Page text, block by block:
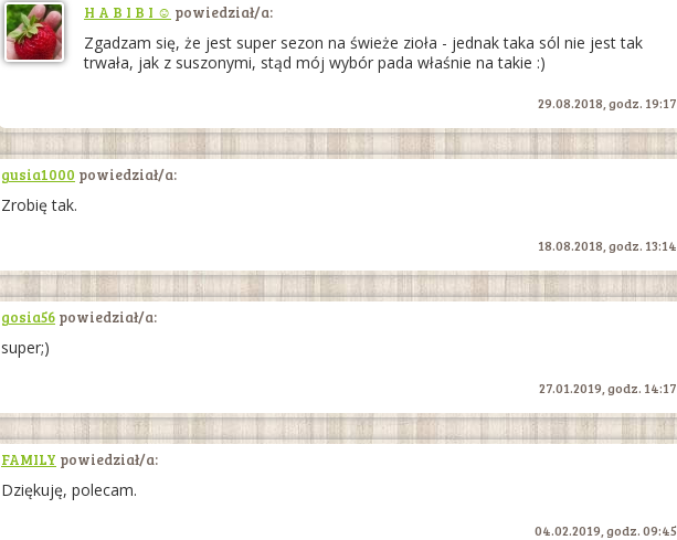
H A B I B I ☺ powiedział/a:
Zgadzam się, że jest super sezon na świeże zioła - jednak taka sól nie jest tak
trwała, jak z suszonymi, stąd mój wybór pada właśnie na takie :)
29.08.2018, godz. 19:17
gusia1000 powiedział/a:
Zrobię tak.
18.08.2018, godz. 13:14
gosia56 powiedział/a:
super;)
27.01.2019, godz. 14:17
FAMILY powiedział/a:
Dziękuję, polecam.
04.02.2019, godz. 09:45